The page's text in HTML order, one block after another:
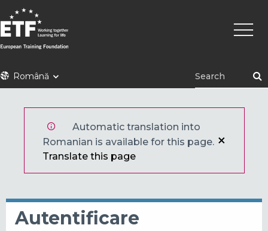
Mergi
la
conţinutul
principal
ETFRomână
Automatic translation into
Romanian is available for this page.
Translate this page
Autentificare